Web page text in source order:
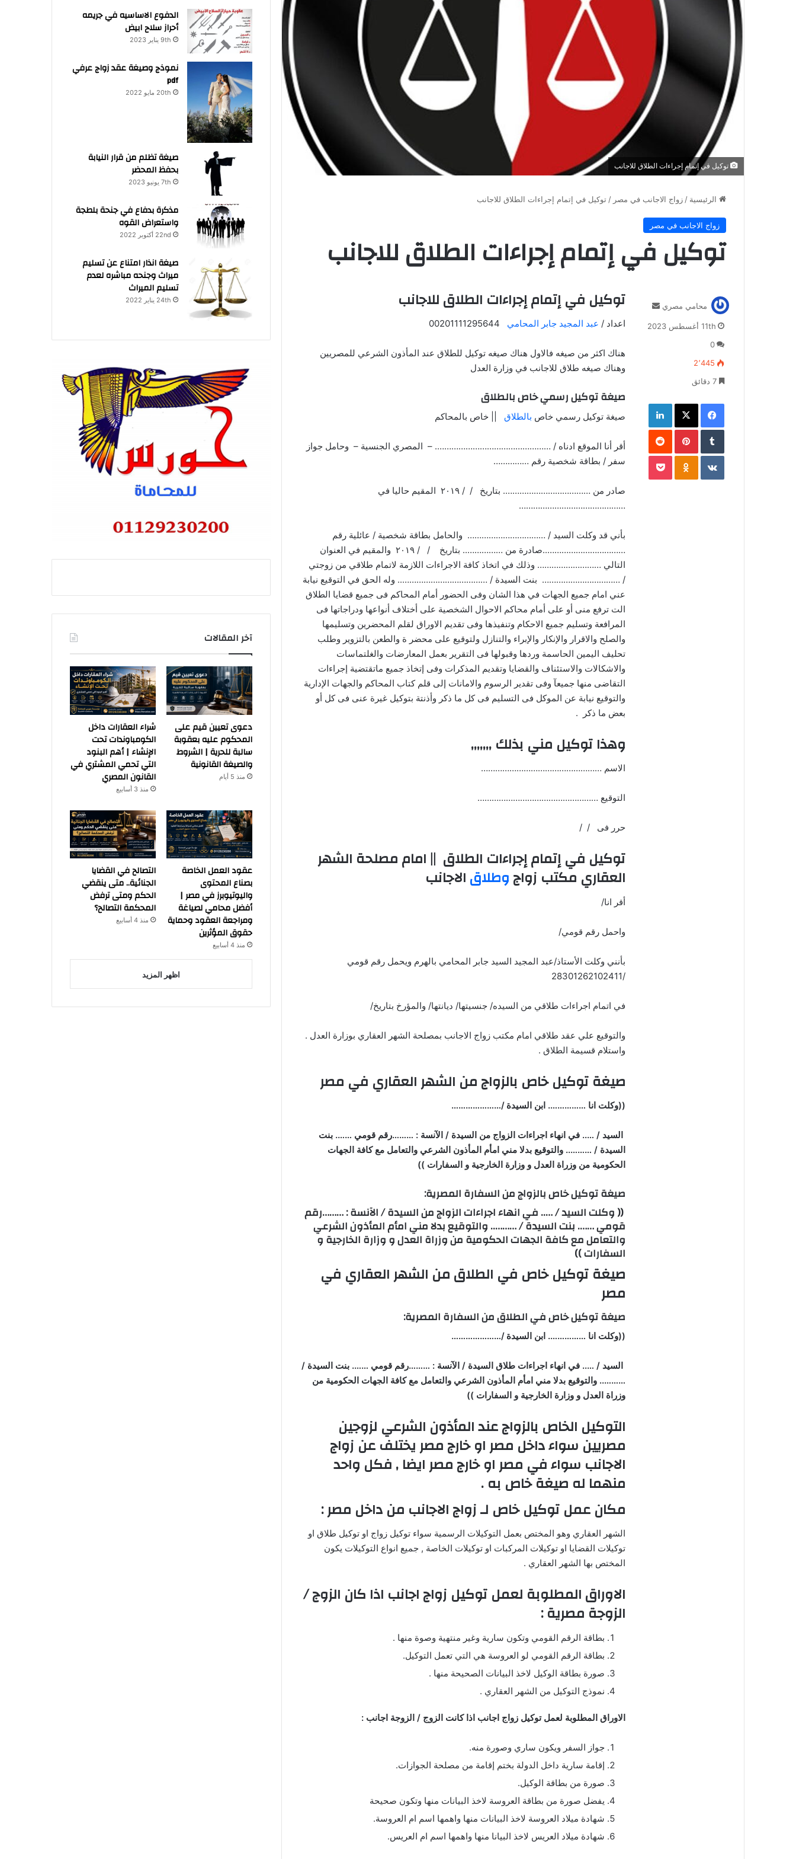
توكيل في إتمام إجراءات الطلاق للاجانب
الرئيسية / زواج الاجانب في مصر / توكيل في إتمام إجراءات الطلاق للاجانب
زواج الاجانب في مصر
توكيل في إتمام إجراءات الطلاق للاجانب
توكيل في إتمام إجراءات الطلاق للاجانب
اعداد / عبد المجيد جابر المحامي
هناك اكثر من صيغه فالاول هناك صيغه توكيل للطلاق عند المأذون الشرعي للمصريين
وهناك صيغه طلاق للاجانب في وزارة العدل
صيغة توكيل رسمي خاص بالطلاق
صيغة توكيل رسمي خاص بالطلاق || خاص بالمحاكم
أقر أنا الموقع ادناه / …………………………………………. – المصري الجنسية – وحامل جواز
سفر / بطاقة شخصية رقم ……………
صادر من ………………………………. بتاريخ / / ۲۰۱۹ المقيم حاليا في
………………………………………
بأني قد وكلت السيد / …………………………… والحامل بطاقة شخصية / عائلية رقم
……………………………..صادرة من …………….. بتاريخ / / ۲۰۱۹ والمقيم في العنوان
التالي ……………………… وذلك في اتخاذ كافة الاجراءات اللازمة لاتمام طلاقي من زوجتي
/ …………………………… بنت السيدة / ……………………………….. وله الحق في التوقيع نيابة
عني امام جميع الجهات في هذا الشان وفى الحضور أمام المحاكم فى جميع قضايا الطلاق
الت ترفع منى أو على أمام محاكم الاحوال الشخصية على أختلاف أنواعها ودراجاتها فى
المرافعة وتسليم جميع الاحكام وتنفيذها وفى تقديم الاوراق لقلم المحضرين وتسليمها
والصلح والاقرار والإنكار والإبراء والتنازل ولتوقيع على محضر ة والطعن بالتزوير وطلب
تحليف اليمين الحاسمة وردها وقبولها فى التقرير بعمل المعارضات والغلتماسات
والاشكالات والاستئناف والقضايا وتقديم المذكرات وفى إتخاذ جميع ماتقتضية إجراءات
التقاضى منها جميعآ وفى تقدير الرسوم والامانات إلى قلم كتاب المحاكم والجهات الإدارية
والتوقيع نيابة عن الموكل فى التسليم فى كل ما ذكر وأذنتة بتوكيل غيرة عنى فى كل أو
بعض ما ذكر .
وهذا توكيل مني بذلك ,,,,,,,
الاسم ……………………………………………
التوقيع ……………………………………………
حرر فى / /
توكيل في إتمام إجراءات الطلاق || امام مصلحة الشهر
العقاري مكتب زواجوطلاقالاجانب
أقر انا/
واحمل رقم قومي/
بأنني وكلت الأستاذ/عبد المجيد السيد جابر المحامي بالهرم ويحمل رقم قومي
/28301262102411
في اتمام اجراءات طلاقي من السيده/ جنسيتها/ ديانتها/ والمؤرخ بتاريخ/
والتوقيع علي عقد طلاقي امام مكتب زواج الاجانب بمصلحة الشهر العقاري بوزارة العدل .
واستلام قسيمة الطلاق .
صيغة توكيل خاص بالزواج من الشهر العقاري في مصر
((وكلت انا ……………. ابن السيدة /…………………
السيد / ….. في انهاء اجراءات الزواج من السيدة / الآنسة : ………رقم قومي ……. بنت
السيدة / ……….. والتوقيع بدلا مني امأم المأذون الشرعي والتعامل مع كافة الجهات
الحكومية من وزراة العدل و وزارة الخارجية و السفارات ))
صيغة توكيل خاص بالزواج من السفارة المصرية:
(( وكلت السيد / ….. في انهاء اجراءات الزواج من السيدة / الآنسة : ………رقم
قومي ……. بنت السيدة / ……….. والتوقيع بدلا مني امأم المأذون الشرعي
والتعامل مع كافة الجهات الحكومية من وزراة العدل و وزارة الخارجية و
السفارات ))
صيغة توكيل خاص في الطلاق من الشهر العقاري في
مصر
صيغة توكيل خاص في الطلاق من السفارة المصرية:
((وكلت انا ……………. ابن السيدة /…………………
السيد / ….. في انهاء اجراءات طلاق السيدة / الآنسة : ………رقم قومي ……. بنت السيدة /
……….. والتوقيع بدلا مني امأم المأذون الشرعي والتعامل مع كافة الجهات الحكومية من
وزراة العدل و وزارة الخارجية و السفارات ))
التوكيل الخاص بالزواج عند المأذون الشرعي لزوجين
مصريين سواء داخل مصر او خارج مصر يختلف عن زواج
الاجانب سواء في مصر او خارج مصر ايضا , فكل واحد
منهما له صيغة خاص به .
مكان عمل توكيل خاص لـ زواج الاجانب من داخل مصر :
الشهر العقاري وهو المختص بعمل التوكيلات الرسمية سواء توكيل زواج او توكيل طلاق او
توكيلات القضايا او توكيلات المركبات او توكيلات الخاصة , جميع انواع التوكيلات يكون
المختص بها الشهر العقاري .
الاوراق المطلوبة لعمل توكيل زواج اجانب اذا كان الزوج /
الزوجة مصرية :
بطاقة الرقم القومي وتكون سارية وغير منتهية وصوة منها .
بطاقة الرقم القومي لو العروسة هي التي تعمل التوكيل.
صورة بطاقة الوكيل لاخذ البيانات الصحيحة منها .
نموذج التوكيل من الشهر العقاري .
الاوراق المطلوبة لعمل توكيل زواج اجانب اذا كانت الزوج / الزوجة اجانب :
جواز السفر ويكون ساري وصورة منه.
إقامة سارية داخل الدولة بختم إقامة من مصلحة الجوازات.
صورة من بطاقة الوكيل.
يفضل صورة من بطاقة العروسة لاخذ البيانات منها وتكون صحيحة
شهادة ميلاد العروسة لاخذ البيانات منها واهمها اسم ام العروسة.
شهادة ميلاد العريس لاخذ البيانا منها واهمها اسم ام العريس.
محامي مصري
أرسل
إلكترونيا
11th أغسطس 2023
0
2٬445
فيسبوك‫X لينكدإن
‏Tumblr بينتيريست
‏Reddit
‏VKontakte
Odnoklassniki
‫Pocket
الدفوع الاساسيه في جريمه
أحراز سلاح ابيض
9th يناير 2023
نموذج وصيغة عقد زواج عرفي
pdf
20th مايو 2022
صيغة تظلم من قرار النيابة
بحفظ المحضر
7th يونيو 2023
مذكرة بدفاع في جنحة بلطجة
واستعراض القوه
22nd أكتوبر 2022
صيغة انذار امتناع عن تسليم
ميراث وجنحه مباشره لعدم
تسليم الميراث
24th يناير 2022
آخر المقالات
دعوى تعيين قيم على
المحكوم عليه بعقوبة
سالبة للحرية | الشروط
والصيغة القانونية
منذ 5 أيام
شراء العقارات داخل
الكومباوندات تحت
الإنشاء | أهم البنود
التي تحمي المشتري في
القانون المصري
منذ 3 أسابيع
عقود العمل الخاصة
بصناع المحتوى
واليوتيوبرز في مصر |
أفضل محامي لصياغة
ومراجعة العقود وحماية
حقوق المؤثرين
منذ 4 أسابيع
التصالح في القضايا
الجنائية.. متى ينقضي
الحكم ومتى ترفض
المحكمة التصالح؟
منذ 4 أسابيع
اظهر المزيد